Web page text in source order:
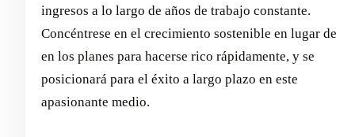
ingresos a lo largo de años de trabajo constante.
Concéntrese en el crecimiento sostenible en lugar de
en los planes para hacerse rico rápidamente, y se
posicionará para el éxito a largo plazo en este
apasionante medio.